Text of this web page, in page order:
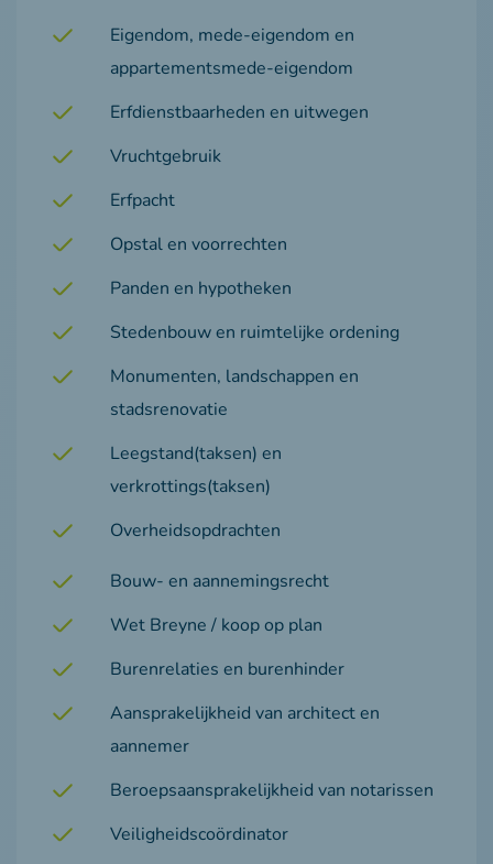
Eigendom, mede-eigendom en
appartementsmede-eigendom
Erfdienstbaarheden en uitwegen
Vruchtgebruik
Erfpacht
Opstal en voorrechten
Panden en hypotheken
Stedenbouw en ruimtelijke ordening
Monumenten, landschappen en
stadsrenovatie
Leegstand(taksen) en
verkrottings(taksen)
Overheidsopdrachten
Bouw- en aannemingsrecht
Wet Breyne / koop op plan
Burenrelaties en burenhinder
Aansprakelijkheid van architect en
aannemer
Beroepsaansprakelijkheid van notarissen
Veiligheidscoördinator